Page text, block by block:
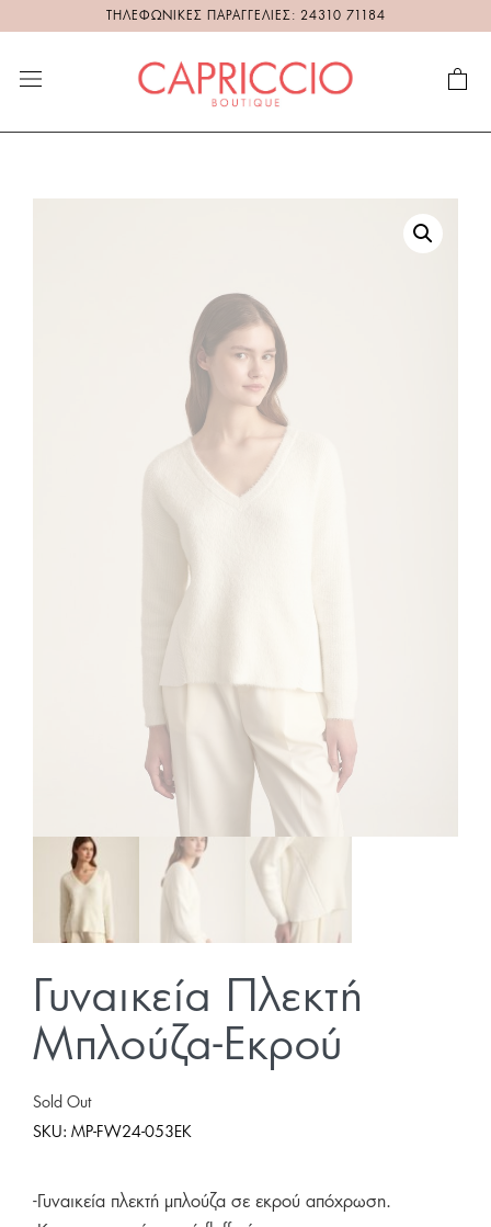
ΤΗΛΕΦΩΝΙΚΕΣ ΠΑΡΑΓΓΕΛΙΕΣ: 24310 71184
Γυναικεία Πλεκτή
Μπλούζα-Εκρού
Sold Out
SKU: MP-FW24-053EK
-Γυναικεία πλεκτή μπλούζα σε εκρού απόχρωση.